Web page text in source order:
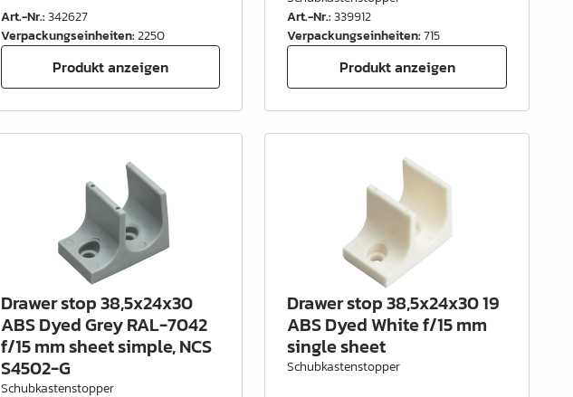
Art.-Nr.:342627
Verpackungseinheiten:2250
Produkt anzeigen
Art.-Nr.:339912
Verpackungseinheiten:715
Produkt anzeigen
Drawer stop 38,5x24x30
ABS Dyed Grey RAL-7042
f/15 mm sheet simple, NCS
S4502-G
Schubkastenstopper
Drawer stop 38,5x24x30 19
ABS Dyed White f/15 mm
single sheet
Schubkastenstopper